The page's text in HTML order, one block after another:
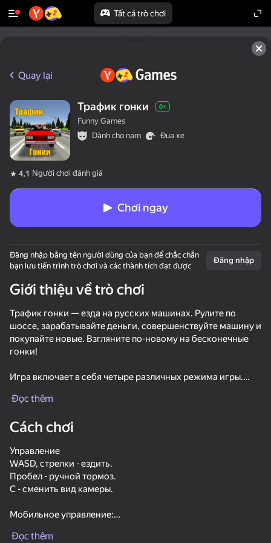
Tất cả trò chơi
Xoay thiết bị
Trò chơi này chỉ hỗ trợ định hướng
ngang
64
68
Quay lại
Трафик гонки 0+
Funny Games
Dành cho nam
Đua xe
4,1 Người chơi đánh giá
Chơi ngay
Đăng nhập bằng tên người dùng của bạn để chắc chắn
bạn lưu tiến trình trò chơi và các thành tích đạt được
Đăng nhập
Giới thiệu về trò chơi
Трафик гонки — езда на русских машинах. Рулите по
шоссе, зарабатывайте деньги, совершенствуйте машину и
покупайте новые. Взгляните по-новому на бесконечные
гонки!
Игра включает в себя четыре различных режима игры.
ездить как можно лучше, преодолевая трафик.
Đọc thêm
Cách chơi
Управление
WASD, стрелки - ездить.
Пробел - ручной тормоз.
С - сменить вид камеры.
Мобильное управление:
Đọc thêm